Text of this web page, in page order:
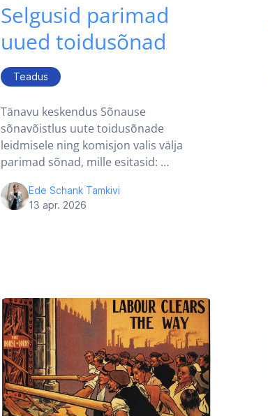
Selgusid parimad
uued toidusõnad
Teadus
Tänavu keskendus Sõnause
sõnavõistlus uute toidusõnade
leidmisele ning komisjon valis välja
parimad sõnad, mille esitasid: …
Ede Schank Tamkivi
13 apr. 2026